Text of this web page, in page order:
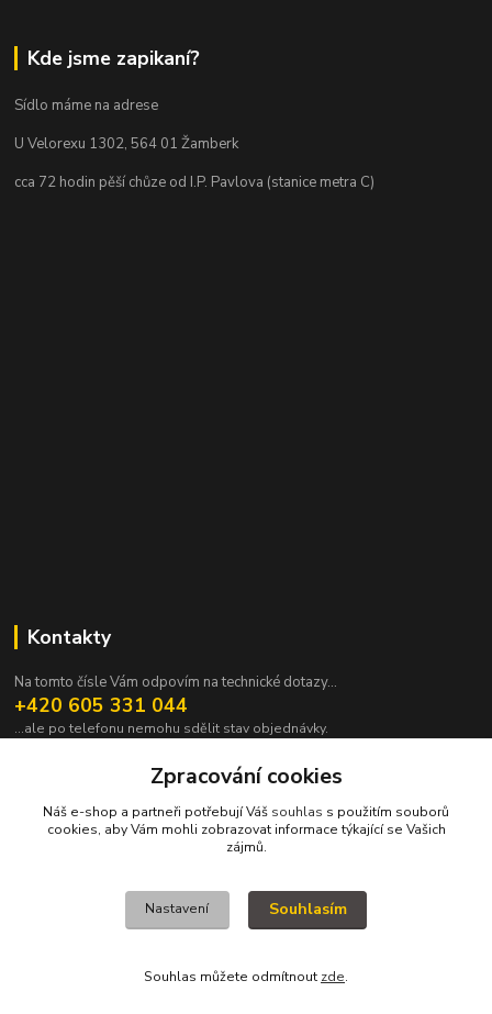
Kde jsme zapikaní?
Sídlo máme na adrese
U Velorexu 1302, 564 01 Žamberk
cca 72 hodin pěší chůze od I.P. Pavlova (stanice metra C)
Kontakty
Na tomto čísle Vám odpovím na technické dotazy...
+420 605 331 044
...ale po telefonu nemohu sdělit stav objednávky.
pavek@janpavek.com
VŠECHNY VÝROBKY V TOMTO ESHOPU JSOU VYRÁBĚNY NA ZAKÁZKU a
KOPYRAJT ORAJT! (c)2015-2022
Zpracování cookies
Náš e-shop a partneři potřebují Váš souhlas s použitím souborů
cookies, aby Vám mohli zobrazovat informace týkající se Vašich
zájmů.
Nastavení Souhlasím
Souhlas můžete odmítnout zde.